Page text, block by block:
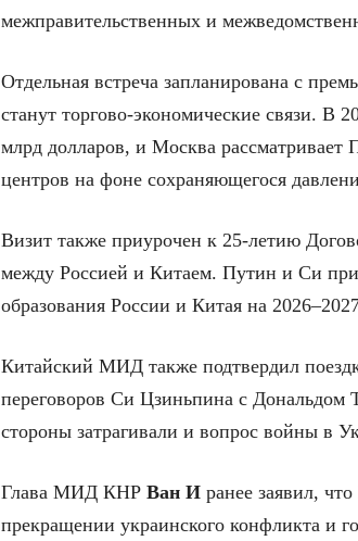
межправительственных и
Отдельная встреча запланирована с
станут торгово-экономические связи. В
млрд долларов, и Москва
центров на фоне сохраняющегося
Визит также приурочен к 25-летию
между Россией и Китаем. Путин и Си
образования России и Китая на
Китайский МИД также подтвердил
переговоров Си Цзиньпина с Дональдом
стороны затрагивали и вопрос войны в
Глава МИД КНР Ван И ранее заявил,
прекращении украинского конфликта и